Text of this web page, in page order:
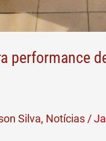
performance
Silva, Notícias /